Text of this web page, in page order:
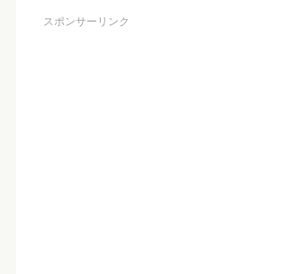
スポンサーリンク